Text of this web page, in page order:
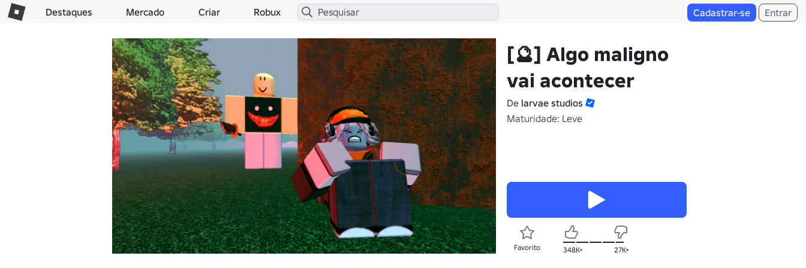
Destaques Mercado Criar Robux Cadastrar-se Entrar
[🔮] Algo maligno
vai acontecer
De larvae studios
Maturidade: Leve
Favorito 348K+ 27K+